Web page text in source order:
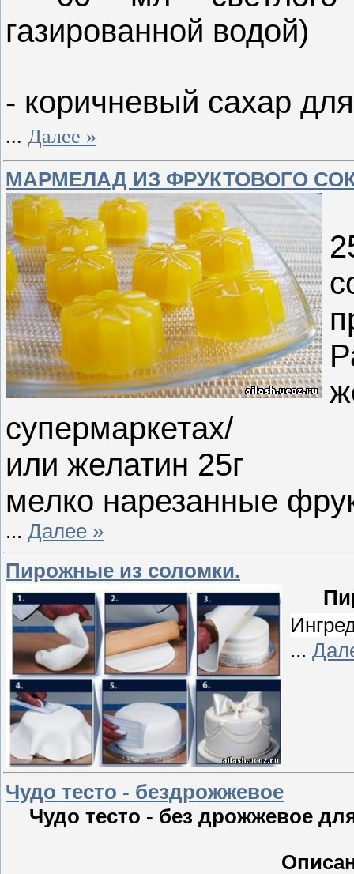
газированной водой)
- коричневый сахар
... Далее »
МАРМЕЛАД ИЗ ФРУКТОВОГО
супермаркетах/
или желатин 25г
мелко нарезанные
... Далее »
Пирожные из соломки.
...
Чудо тесто - бездрожжевое
Чудо тесто - без дрожжевое